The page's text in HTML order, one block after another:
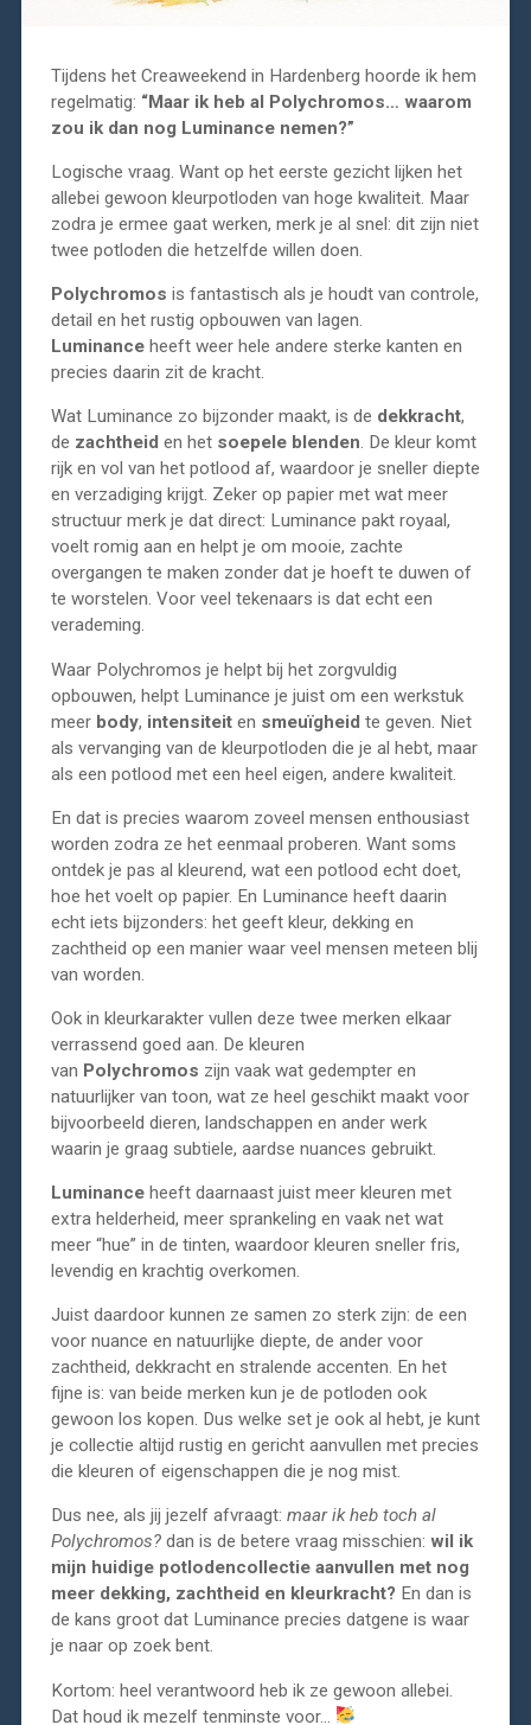
Tijdens het Creaweekend in Hardenberg hoorde ik hem
regelmatig: “Maar ik heb al Polychromos… waarom
zou ik dan nog Luminance nemen?”
Logische vraag. Want op het eerste gezicht lijken het
allebei gewoon kleurpotloden van hoge kwaliteit. Maar
zodra je ermee gaat werken, merk je al snel: dit zijn niet
twee potloden die hetzelfde willen doen.
Polychromos is fantastisch als je houdt van controle,
detail en het rustig opbouwen van lagen.
Luminanceheeft weer hele andere sterke kanten en
precies daarin zit de kracht.
Wat Luminance zo bijzonder maakt, is de dekkracht,
de zachtheid en het soepele blenden. De kleur komt
rijk en vol van het potlood af, waardoor je sneller diepte
en verzadiging krijgt. Zeker op papier met wat meer
structuur merk je dat direct: Luminance pakt royaal,
voelt romig aan en helpt je om mooie, zachte
overgangen te maken zonder dat je hoeft te duwen of
te worstelen. Voor veel tekenaars is dat echt een
verademing.
Waar Polychromos je helpt bij het zorgvuldig
opbouwen, helpt Luminance je juist om een werkstuk
meer body, intensiteiten smeuïgheid te geven. Niet
als vervanging van de kleurpotloden die je al hebt, maar
als een potlood met een heel eigen, andere kwaliteit.
En dat is precies waarom zoveel mensen enthousiast
worden zodra ze het eenmaal proberen. Want soms
ontdek je pas al kleurend, wat een potlood echt doet,
hoe het voelt op papier. En Luminance heeft daarin
echt iets bijzonders: het geeft kleur, dekking en
zachtheid op een manier waar veel mensen meteen blij
van worden.
Ook in kleurkarakter vullen deze twee merken elkaar
verrassend goed aan. De kleuren
van Polychromos zijn vaak wat gedempter en
natuurlijker van toon, wat ze heel geschikt maakt voor
bijvoorbeeld dieren, landschappen en ander werk
waarin je graag subtiele, aardse nuances gebruikt.
Luminanceheeft daarnaast juist meer kleuren met
extra helderheid, meer sprankeling en vaak net wat
meer “hue” in de tinten, waardoor kleuren sneller fris,
levendig en krachtig overkomen.
Juist daardoor kunnen ze samen zo sterk zijn: de een
voor nuance en natuurlijke diepte, de ander voor
zachtheid, dekkracht en stralende accenten. En het
fijne is: van beide merken kun je de potloden ook
gewoon los kopen. Dus welke set je ook al hebt, je kunt
je collectie altijd rustig en gericht aanvullen met precies
die kleuren of eigenschappen die je nog mist.
Dus nee, als jij jezelf afvraagt: maar ik heb toch al
Polychromos?dan is de betere vraag misschien: wil ik
mijn huidige potlodencollectie aanvullen met nog
meer dekking, zachtheid en kleurkracht? En dan is
de kans groot dat Luminance precies datgene is waar
je naar op zoek bent.
Kortom: heel verantwoord heb ik ze gewoon allebei.
Dat houd ik mezelf tenminste voor…